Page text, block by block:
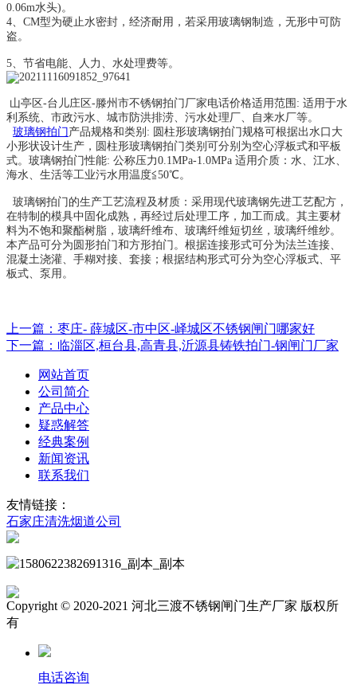
0.06m水头)。
4、CM型为硬止水密封，经济耐用，若采用玻璃钢制造，无形中可防
盗。
5、节省电能、人力、水处理费等。
山亭区-台儿庄区-滕州市不锈钢拍门厂家电话价格适用范围: 适用于水
利系统、市政污水、城市防洪排涝、污水处理厂、自来水厂等。
玻璃钢拍门 产品规格和类别: 圆柱形玻璃钢拍门规格可根据出水口大
小形状设计生产，圆柱形玻璃钢拍门类别可分别为空心浮板式和平板
式。玻璃钢拍门性能: 公称压力0.1MPa-1.0MPa 适用介质：水、江水、
海水、生活等工业污水用温度≦50℃。
玻璃钢拍门的生产工艺流程及材质：采用现代玻璃钢先进工艺配方，
在特制的模具中固化成熟，再经过后处理工序，加工而成。其主要材
料为不饱和聚酯树脂，玻璃纤维布、玻璃纤维短切丝，玻璃纤维纱。
本产品可分为圆形拍门和方形拍门。根据连接形式可分为法兰连接、
混凝土浇灌、手糊对接、套接；根据结构形式可分为空心浮板式、平
板式、泵用。
上一篇：枣庄- 薛城区-市中区-峄城区不锈钢闸门哪家好
下一篇：临淄区,桓台县,高青县,沂源县铸铁拍门-钢闸门厂家
网站首页
公司简介
产品中心
疑惑解答
经典案例
新闻资讯
联系我们
友情链接：
石家庄清洗烟道公司
Copyright © 2020-2021 河北三渡不锈钢闸门生产厂家 版权所
有
电话咨询